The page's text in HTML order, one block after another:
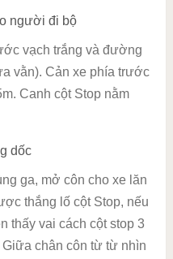
người đi bộ
vạch trắng và đường
vằn). Cản xe phía trước
Canh cột Stop nằm
dốc
ga, mở côn cho xe lăn
thắng lố cột Stop, nếu
thấy vai cách cột stop 3
chân côn từ từ nhìn